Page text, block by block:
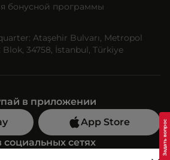
бонусной программы
Ataşehir Bulvarı, Metropol
Blok, 34758, İstanbul, Türkiye
в приложении
App Store
сетях